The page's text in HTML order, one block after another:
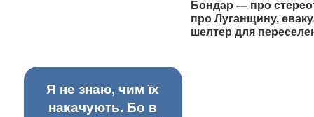
Бондар — про
про Луганщину,
шелтер для
Я не знаю, чим їх
накачують. Бо в